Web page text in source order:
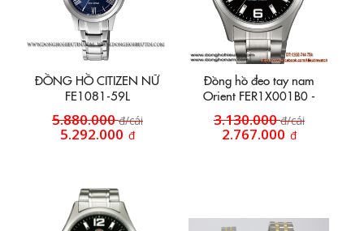
ĐỒNG HỒ CITIZEN NỮ
FE1081-59L
5.880.000đ/cái
5.292.000 đ
Đồng hồ đeo tay nam
Orient FER1X001B0 -
3.130.000đ/cái
2.767.000 đ